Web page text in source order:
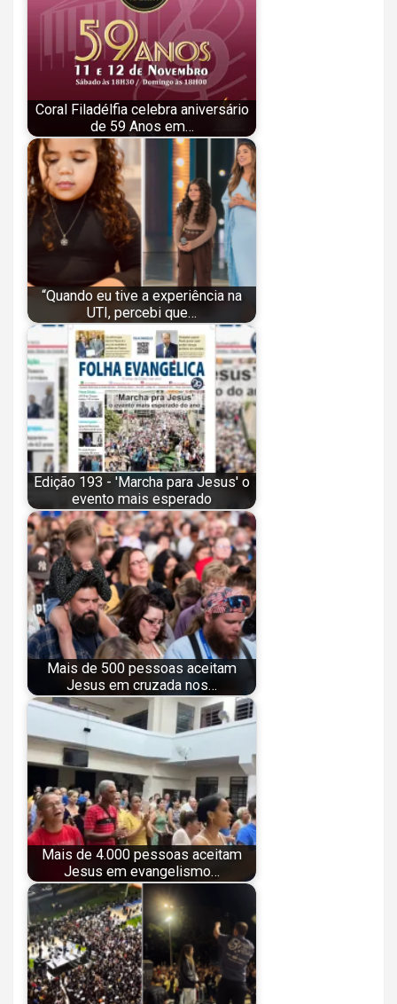
Coral Filadélfia celebra aniversário
de 59 Anos em…
“Quando eu tive a experiência na
UTI, percebi que…
Edição 193 - 'Marcha para Jesus' o
evento mais esperado
Mais de 500 pessoas aceitam
Jesus em cruzada nos…
Mais de 4.000 pessoas aceitam
Jesus em evangelismo…